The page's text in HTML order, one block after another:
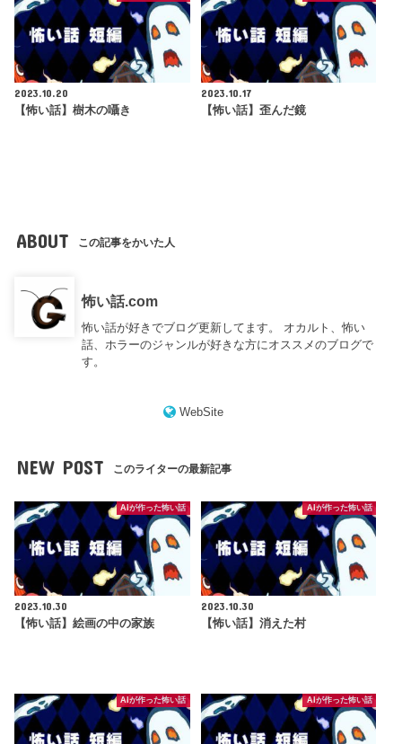
2023.10.20
【怖い話】樹木の囁き
2023.10.17
【怖い話】歪んだ鏡
ABOUT この記事をかいた人
怖い話.com
怖い話が好きでブログ更新してます。 オカルト、怖い
話、ホラーのジャンルが好きな方にオススメのブログで
す。
WebSite
NEW POST このライターの最新記事
AIが作った怖い話
2023.10.30
【怖い話】絵画の中の家族
AIが作った怖い話
2023.10.30
【怖い話】消えた村
AIが作った怖い話 AIが作った怖い話